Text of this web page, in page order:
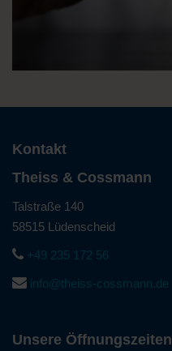
Kundenstimmen
Kontakt
Theiss & Cossmann
Talstraße 140
58515 Lüdenscheid
+49 235 172 56
info@theiss-cossmann.de
Unsere Öffnungszeiten